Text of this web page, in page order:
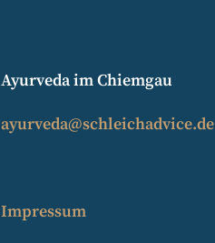
Ayurveda im Chiemgau
ayurveda@schleichadvice.de
Impressum